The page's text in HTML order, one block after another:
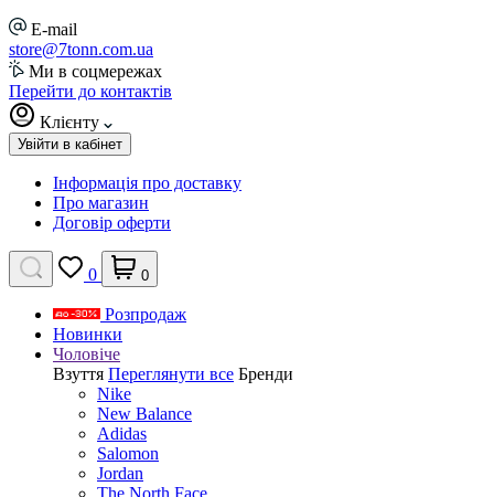
E-mail
store@7tonn.com.ua
Ми в соцмережах
Перейти до контактів
Клієнту
Увійти в кабінет
Інформація про доставку
Про магазин
Договір оферти
0 0
Розпродаж
Новинки
Чоловіче
Взуття Переглянути все Бренди
Nike
New Balance
Adidas
Salomon
Jordan
The North Face